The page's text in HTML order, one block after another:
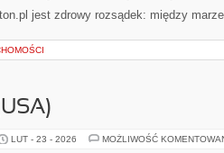
jest zdrowy rozsądek: między
LUT - 23 - 2026 MOŻLIWOŚĆ